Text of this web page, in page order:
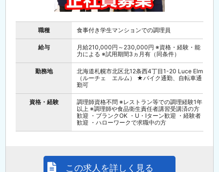
職種 食事付き学生マンションでの調理員
給与
月給210,000円～230,000円 ※資格・経験・能
力による ※試用期間3ヵ月有（同条件）
勤務地
北海道札幌市北区北12条西4丁目1-20 Luce Elm
（ルーチェ エルム） ★バイク通勤、自転車通
勤可
資格・経験
調理師資格不問 ※レストラン等での調理経験1年
以上 ※調理師や食品衛生責任者講習受講済の方
歓迎 ・ブランクOK ・U・Iターン歓迎 ・経験者
歓迎 ・ハローワークで求職中の方
この求人を詳しく見る